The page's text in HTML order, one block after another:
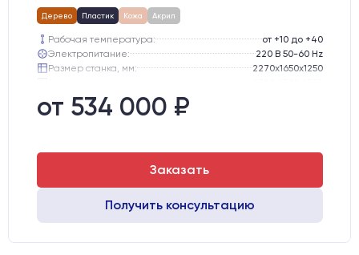
Дерево Пластик Кожа Акрил
Рабочая температура:
от +10 до +40
Электропитание:
220 В 50-60 Hz
Размер станка, мм:
2270х1650х1250
Вес брутто:
Шаговые двигатели:
от 534 000 ₽
Заказать
Получить консультацию